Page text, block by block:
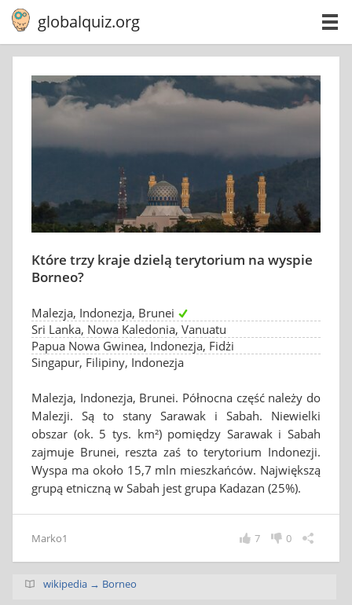
globalquiz.org
Które trzy kraje dzielą terytorium na wyspie
Borneo?
Malezja, Indonezja, Brunei
Sri Lanka, Nowa Kaledonia, Vanuatu
Papua Nowa Gwinea, Indonezja, Fidżi
Singapur, Filipiny, Indonezja
Malezja, Indonezja, Brunei. Północna część należy do
Malezji. Są to stany Sarawak i Sabah. Niewielki
obszar (ok. 5 tys. km²) pomiędzy Sarawak i Sabah
zajmuje Brunei, reszta zaś to terytorium Indonezji.
Wyspa ma około 15,7 mln mieszkańców. Największą
grupą etniczną w Sabah jest grupa Kadazan (25%).
Marko1 0
7
wikipedia → Borneo